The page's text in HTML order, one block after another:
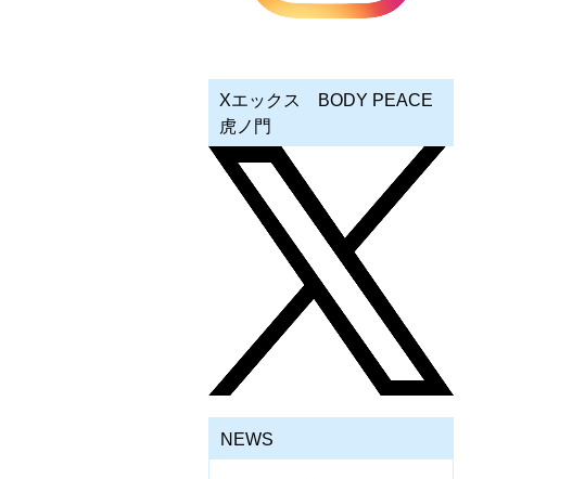
Xエックス BODY PEACE
虎ノ門
NEWS